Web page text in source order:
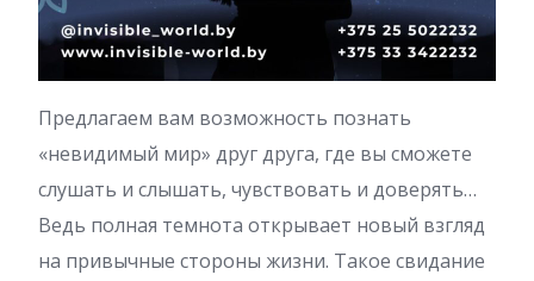
Предлагаем вам возможность познать
«невидимый мир» друг друга, где вы сможете
слушать и слышать, чувствовать и доверять…
Ведь полная темнота открывает новый взгляд
на привычные стороны жизни. Такое свидание